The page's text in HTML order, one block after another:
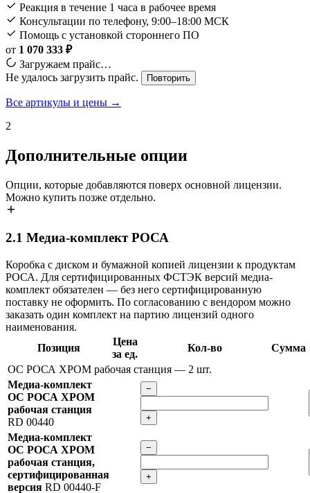
Реакция в течение 1 часа в рабочее время
Консультации по телефону, 9:00–18:00 МСК
Помощь с установкой стороннего ПО
от 1 070 333 ₽
Загружаем прайс…
Не удалось загрузить прайс.
Повторить
Все артикулы и цены →
2
Дополнительные опции
Опции, которые добавляются поверх основной лицензии.
Можно купить позже отдельно.
2.1 Медиа-комплект РОСА
Коробка с диском и бумажной копией лицензии к продуктам
РОСА. Для сертифицированных ФСТЭК версий медиа-
комплект обязателен — без него сертифицированную
поставку не оформить. По согласованию с вендором можно
заказать один комплект на партию лицензий одного
наименования.
Позиция
Цена
за ед.
Кол-во
Сумма
ОС РОСА ХРОМ рабочая станция — 2 шт.
Медиа-комплект
ОС РОСА ХРОМ
рабочая станция
RD 00440
−
+
Медиа-комплект
ОС РОСА ХРОМ
рабочая станция,
сертифицированная
версия RD 00440-F
−
+